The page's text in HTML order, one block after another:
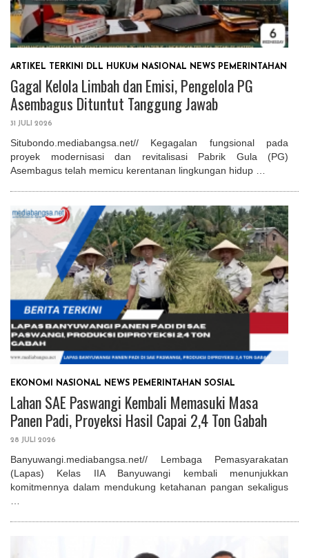
ARTIKEL TERKINI DLL HUKUM NASIONAL NEWS PEMERINTAHAN
Gagal Kelola Limbah dan Emisi, Pengelola PG
Asembagus Dituntut Tanggung Jawab
31 JULI 2026
Situbondo.mediabangsa.net// Kegagalan fungsional pada
proyek modernisasi dan revitalisasi Pabrik Gula (PG)
Asembagus telah memicu kerentanan lingkungan hidup …
EKONOMI NASIONAL NEWS PEMERINTAHAN SOSIAL
Lahan SAE Paswangi Kembali Memasuki Masa
Panen Padi, Proyeksi Hasil Capai 2,4 Ton Gabah
28 JULI 2026
Banyuwangi.mediabangsa.net// Lembaga Pemasyarakatan
(Lapas) Kelas IIA Banyuwangi kembali menunjukkan
komitmennya dalam mendukung ketahanan pangan sekaligus